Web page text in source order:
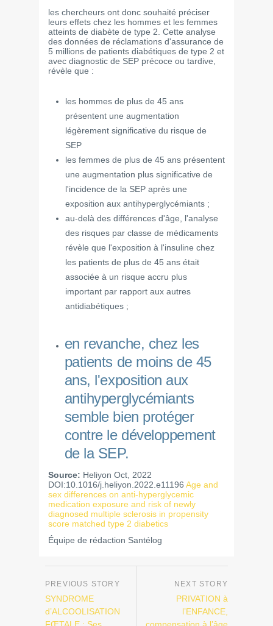
les chercheurs ont donc souhaité préciser
leurs effets chez les hommes et les femmes
atteints de diabète de type 2. Cette analyse
des données de réclamations d'assurance de
5 millions de patients diabétiques de type 2 et
avec diagnostic de SEP précoce ou tardive,
révèle que :
les hommes de plus de 45 ans
présentent une augmentation
légèrement significative du risque de
SEP
les femmes de plus de 45 ans présentent
une augmentation plus significative de
l'incidence de la SEP après une
exposition aux antihyperglycémiants ;
au-delà des différences d'âge, l'analyse
des risques par classe de médicaments
révèle que l'exposition à l'insuline chez
les patients de plus de 45 ans était
associée à un risque accru plus
important par rapport aux autres
antidiabétiques ;
en revanche, chez les
patients de moins de 45
ans, l'exposition aux
antihyperglycémiants
semble bien protéger
contre le développement
de la SEP.
Source: Heliyon Oct, 2022
DOI:10.1016/j.heliyon.2022.e11196 Age and
sex differences on anti-hyperglycemic
medication exposure and risk of newly
diagnosed multiple sclerosis in propensity
score matched type 2 diabetics
Équipe de rédaction Santélog
SYNDROME
d’ALCOOLISATION
PRIVATION à
l’ENFANCE,